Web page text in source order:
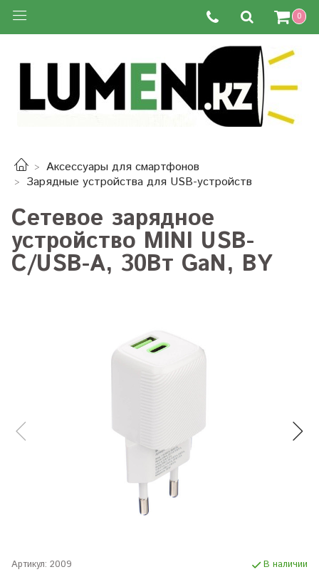
0
Аксессуары для смартфонов
Зарядные устройства для USB-устройств
Сетевое зарядное
устройство MINI USB-
C/USB-A, 30Вт GaN, BY
Артикул: 2009 В наличии